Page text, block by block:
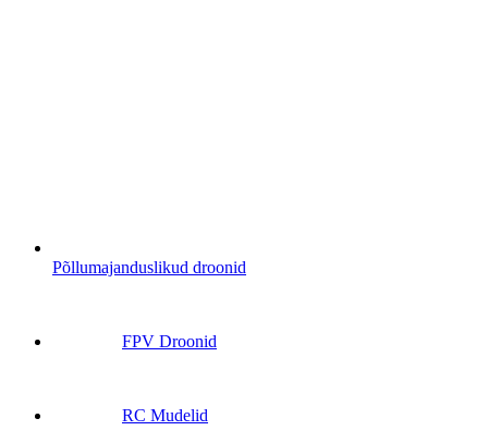
Põllumajanduslikud droonid
FPV Droonid
RC Mudelid